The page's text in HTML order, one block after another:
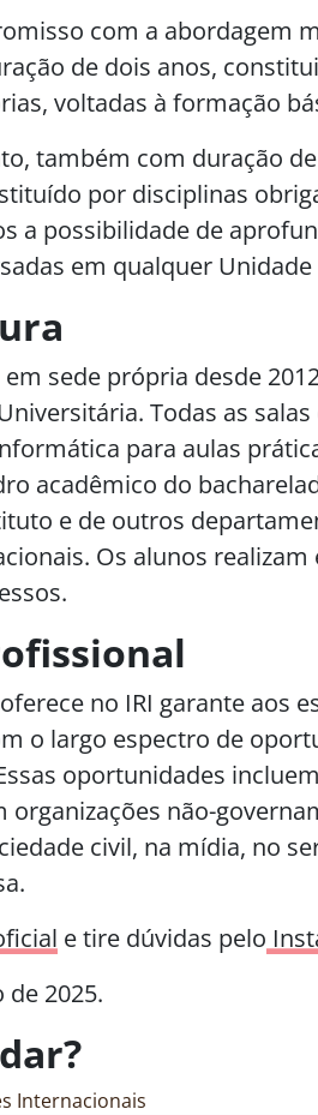
com a abordagem
de dois anos,
voltadas à formação
também com duração
por disciplinas
a possibilidade de
em qualquer Unidade
em sede própria desde
Todas as
para aulas
acadêmico do
e de outros
Os alunos
no IRI garante aos
o largo espectro de
oportunidades
organizações não-
civil, na mídia, no
e tire dúvidas pelo
de 2025.
Internacionais